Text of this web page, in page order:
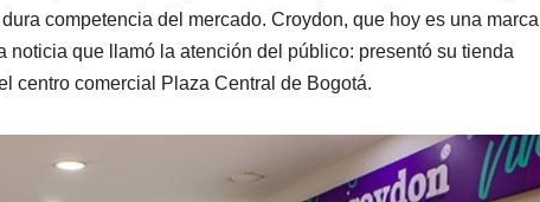
competencia del mercado. Croydon, que hoy es una marca
noticia que llamó la atención del público: presentó su tienda
centro comercial Plaza Central de Bogotá.